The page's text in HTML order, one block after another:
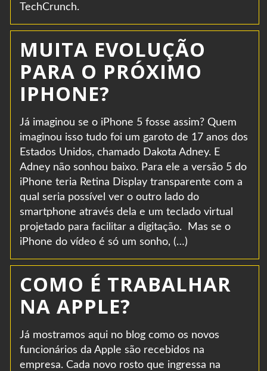
TechCrunch.
MUITA EVOLUÇÃO
PARA O PRÓXIMO
IPHONE?
Já imaginou se o iPhone 5 fosse assim? Quem
imaginou isso tudo foi um garoto de 17 anos dos
Estados Unidos, chamado Dakota Adney. E
Adney não sonhou baixo. Para ele a versão 5 do
iPhone teria Retina Display transparente com a
qual seria possível ver o outro lado do
smartphone através dela e um teclado virtual
projetado para facilitar a digitação. Mas se o
iPhone do vídeo é só um sonho, (…)
COMO É TRABALHAR
NA APPLE?
Já mostramos aqui no blog como os novos
funcionários da Apple são recebidos na
empresa. Cada novo rosto que ingressa na